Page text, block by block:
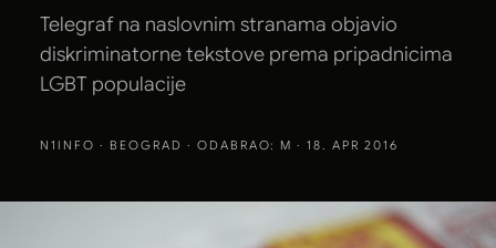
Telegraf na naslovnim stranama objavio
diskriminatorne tekstove prema pripadnicima
LGBT populacije
N1INFO · BEOGRAD · ODABRAO: M · 18. APR 2016